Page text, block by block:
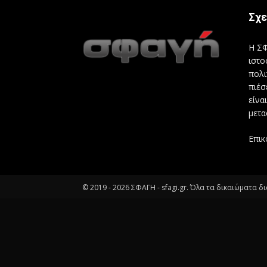
Η
© 2019 -2026ΣΦΑΓΗ - sfagi.gr. Όλα τα δικαιώματα